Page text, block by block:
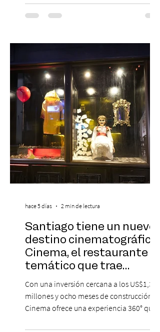
musical única e inolvidable con motivo del
Día del Niño. El espectáculo Hollywood
de todos los tiempos en un concierto en
sinfónica en pleno, coro y una
sorprendente puesta en escena pensada
especialmente pa
Santiago tiene un nuevo
destino cinematográfico:
Cinema, el restaurante
temático que trae
Hollywood a Chile
Con una inversión cercana a los US$1,3
millones y ocho meses de construcción,
Cinema ofrece una experiencia 360° que
hace 5 días 2 min de lectura